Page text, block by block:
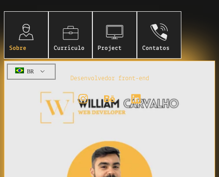
Sobre Currículo Project Contatos
BR
Desenvolvedor front-end